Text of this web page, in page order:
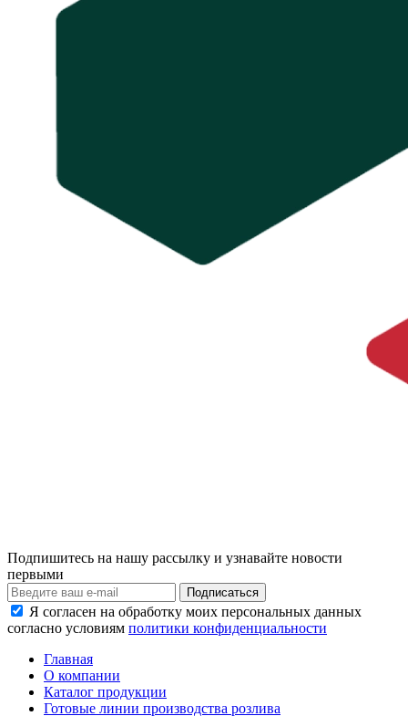
Подпишитесь на нашу рассылку и узнавайте новости
первыми
Я согласен на обработку моих персональных данных
согласно условиям политики конфиденциальности
Главная
О компании
Каталог продукции
Готовые линии производства розлива